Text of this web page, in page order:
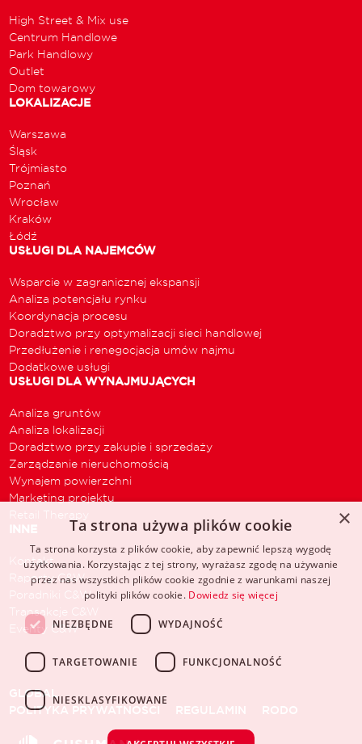
High Street & Mix use
Centrum Handlowe
Park Handlowy
Outlet
Dom towarowy
LOKALIZACJE
Warszawa
Śląsk
Trójmiasto
Poznań
Wrocław
Kraków
Łódź
USŁUGI DLA NAJEMCÓW
Wsparcie w zagranicznej ekspansji
Analiza potencjału rynku
Koordynacja procesu
Doradztwo przy optymalizacji sieci handlowej
Przedłużenie i renegocjacja umów najmu
Dodatkowe usługi
USŁUGI DLA WYNAJMUJĄCYCH
Analiza gruntów
Analiza lokalizacji
Doradztwo przy zakupie i sprzedaży
Zarządzanie nieruchomością
Wynajem powierzchni
Marketing projektu
Retail Therapy
INNE
Kontakt
Raporty C&W
Poradniki C&W
Transakcje C&W
Eventy C&W
GLOBAL
POLITYKA PRYWATNOŚCI
REGULAMIN RODO
×
Ta strona używa plików cookie
Ta strona korzysta z plików cookie, aby zapewnić lepszą wygodę
użytkowania. Korzystając z tej strony, wyrażasz zgodę na używanie
przez nas wszystkich plików cookie zgodnie z warunkami naszej
polityki plików cookie. Dowiedz się więcej
NIEZBĘDNE WYDAJNOŚĆ
TARGETOWANIE FUNKCJONALNOŚĆ
NIESKLASYFIKOWANE